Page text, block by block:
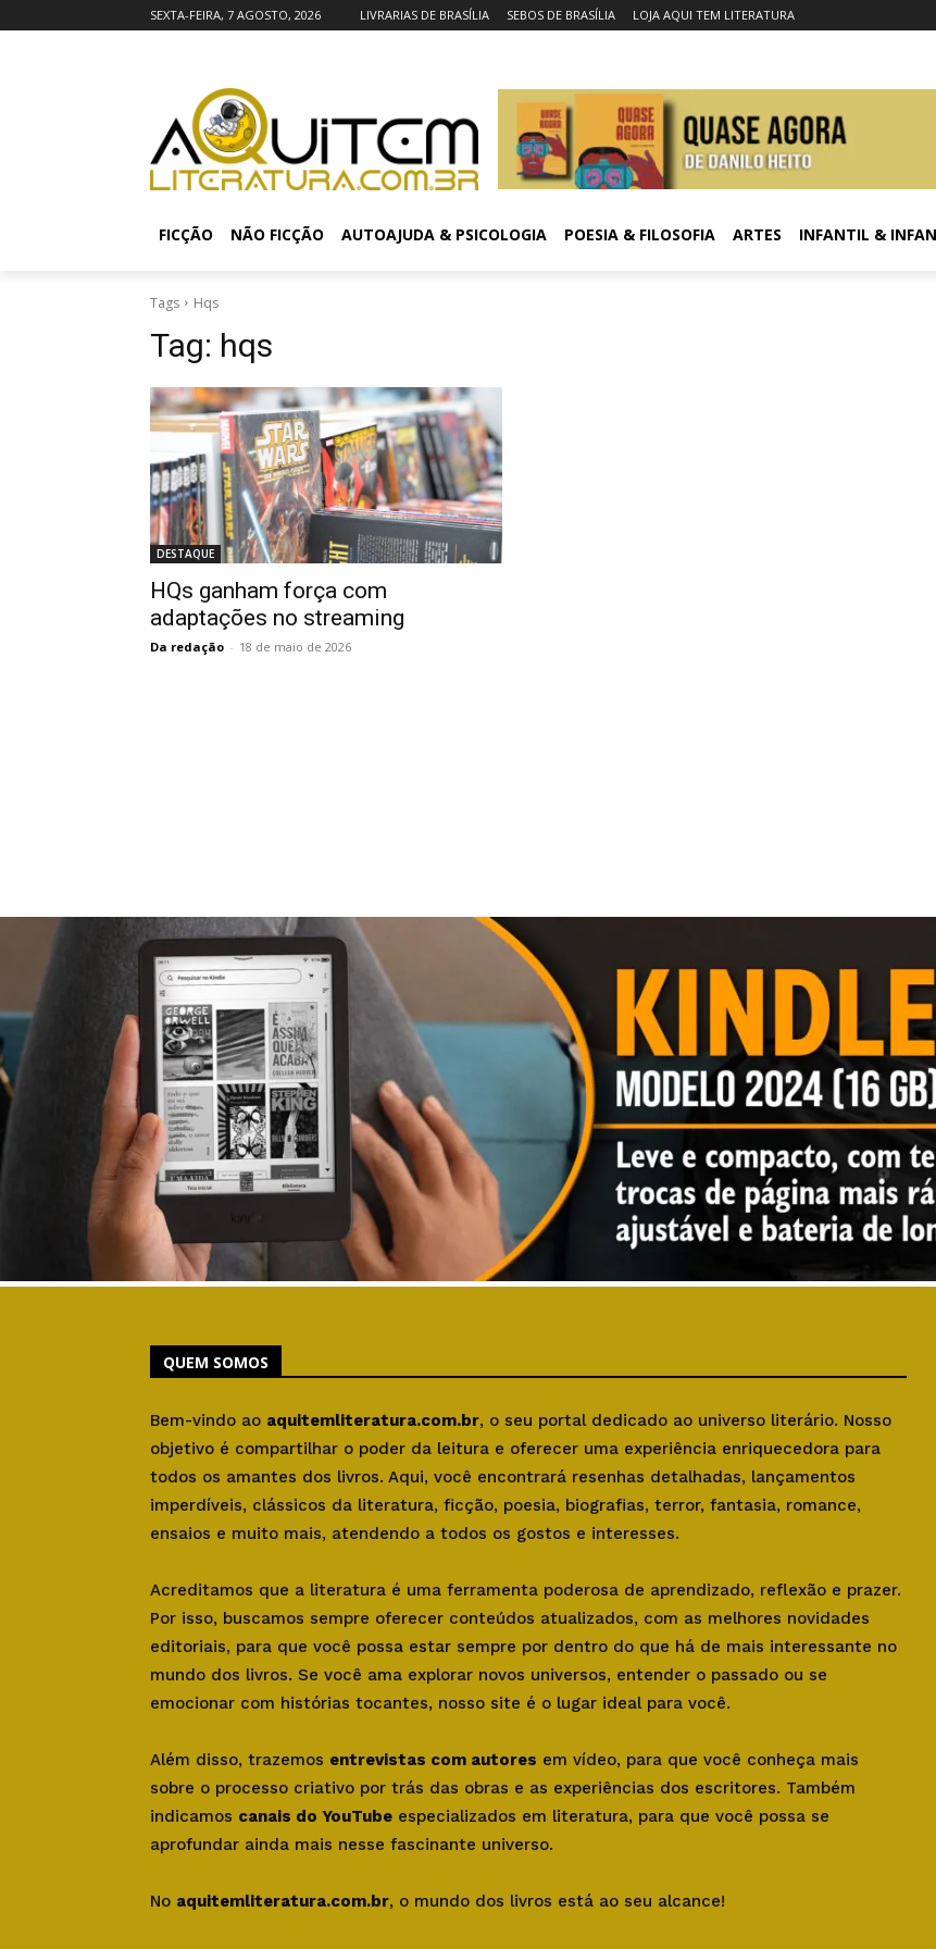
SEXTA-FEIRA, 7 AGOSTO, 2026 LIVRARIAS DE BRASÍLIA SEBOS DE BRASÍLIA LOJA AQUI TEM LITERATURA
FICÇÃO NÃO FICÇÃO AUTOAJUDA & PSICOLOGIA POESIA & FILOSOFIA ARTES INFANTIL &
Tags Hqs
Tag: hqs
DESTAQUE
HQs ganham força com
adaptações no streaming
Da redação - 18 de maio de 2026
QUEM SOMOS
Bem-vindo ao aquitemliteratura.com.br, o seu portal dedicado ao universo literário. Nosso
objetivo é compartilhar o poder da leitura e oferecer uma experiência enriquecedora para
todos os amantes dos livros. Aqui, você encontrará resenhas detalhadas, lançamentos
imperdíveis, clássicos da literatura, ficção, poesia, biografias, terror, fantasia, romance,
ensaios e muito mais, atendendo a todos os gostos e interesses.
Acreditamos que a literatura é uma ferramenta poderosa de aprendizado, reflexão e prazer.
Por isso, buscamos sempre oferecer conteúdos atualizados, com as melhores novidades
editoriais, para que você possa estar sempre por dentro do que há de mais interessante no
mundo dos livros. Se você ama explorar novos universos, entender o passado ou se
emocionar com histórias tocantes, nosso site é o lugar ideal para você.
Além disso, trazemos entrevistas com autores em vídeo, para que você conheça mais
sobre o processo criativo por trás das obras e as experiências dos escritores. Também
indicamos canais do YouTube especializados em literatura, para que você possa se
aprofundar ainda mais nesse fascinante universo.
No aquitemliteratura.com.br, o mundo dos livros está ao seu alcance!